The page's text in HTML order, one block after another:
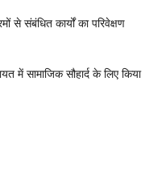
से संबंधित कार्यों का परिवेक्षण
में सामाजिक सौहार्द के लिए किया